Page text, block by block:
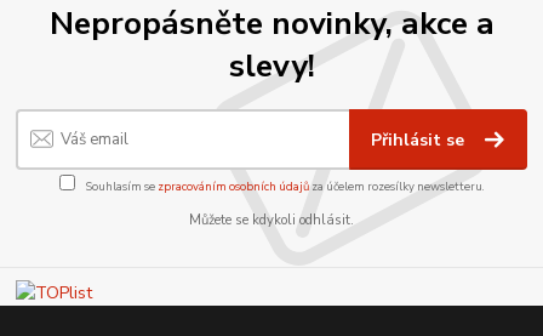
Nepropásněte novinky, akce a
slevy!
Přihlásit se
Souhlasím se zpracováním osobních údajůza účelem rozesílky newsletteru.
Můžete se kdykoli odhlásit.